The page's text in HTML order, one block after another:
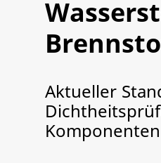
Aktueller